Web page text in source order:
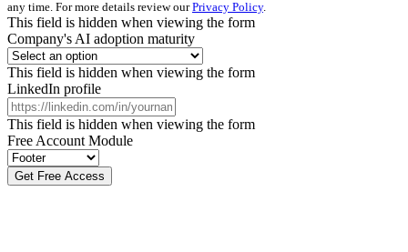
any time. For more details review ourPrivacy Policy.
This field is hidden when viewing the form
Company's AI adoption maturity
This field is hidden when viewing the form
LinkedIn profile
This field is hidden when viewing the form
Free Account Module